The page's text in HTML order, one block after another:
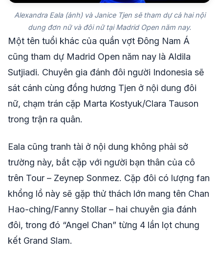
Alexandra Eala (ảnh) và Janice Tjen sẽ tham dự cả hai nội
dung đơn nữ và đôi nữ tại Madrid Open năm nay.
Một tên tuổi khác của quần vợt Đông Nam Á
cũng tham dự Madrid Open năm nay là Aldila
Sutjiadi. Chuyên gia đánh đôi người Indonesia sẽ
sát cánh cùng đồng hương Tjen ở nội dung đôi
nữ, chạm trán cặp Marta Kostyuk/Clara Tauson
trong trận ra quân.
Eala cũng tranh tài ở nội dung không phải sở
trường này, bắt cặp với người bạn thân của cô
trên Tour – Zeynep Sonmez. Cặp đôi có lượng fan
khổng lồ này sẽ gặp thử thách lớn mang tên Chan
Hao-ching/Fanny Stollar – hai chuyên gia đánh
đôi, trong đó “Angel Chan” từng 4 lần lọt chung
kết Grand Slam.